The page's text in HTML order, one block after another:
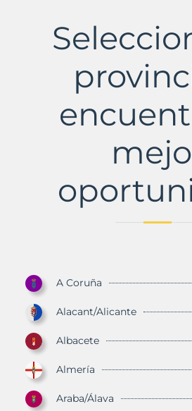
Municipio
A Coruña
Alacant/Alicante
Albacete
Almería
Araba/Álava